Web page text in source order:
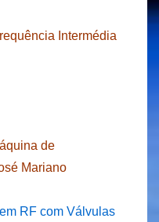
Intermédia
de
Mariano
RF com Válvulas